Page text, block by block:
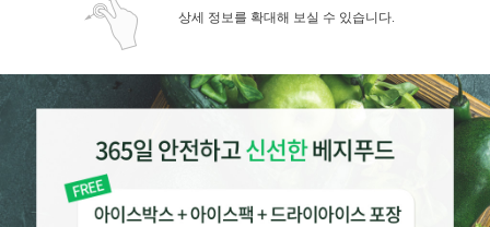
상세 정보를 확대해 보실 수 있습니다.